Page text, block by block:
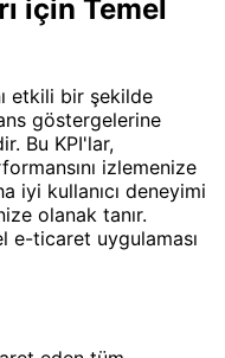
için Temel
etkili bir şekilde
göstergelerine
Bu KPI'lar,
izlemenize
iyi kullanıcı deneyimi
olanak tanır.
e-ticaret uygulaması